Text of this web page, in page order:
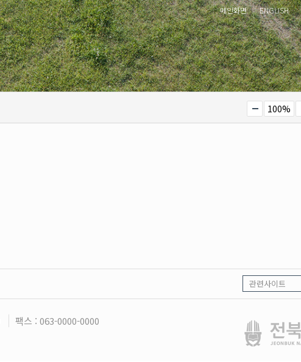
메인화면 ENGLISH
100%
팩스 : 063-0000-0000